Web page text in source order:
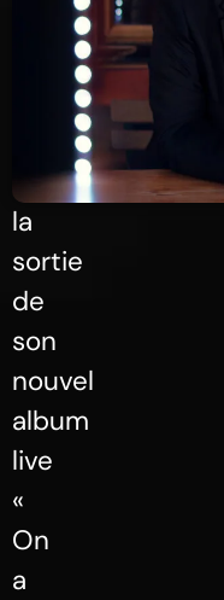
Forestier
l’occasion
de
la
sortie
de
son
nouvel
album
live
«
On
a